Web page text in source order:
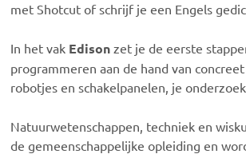
met Shotcut of schrijf je een Engels
In het vak Edison zet je de eerste
programmeren aan de hand van
robotjes en schakelpanelen, je
Natuurwetenschappen, techniek en
de gemeenschappelijke opleiding en